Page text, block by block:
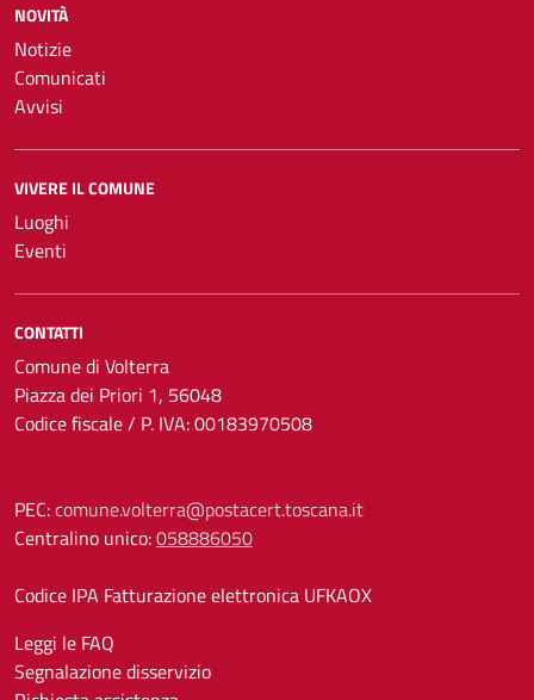
NOVITÀ
Notizie
Comunicati
Avvisi
VIVERE IL COMUNE
Luoghi
Eventi
CONTATTI
Comune di Volterra
Piazza dei Priori 1, 56048
Codice fiscale / P. IVA: 00183970508
PEC:comune.volterra@postacert.toscana.it
Centralino unico:058886050
Codice IPA Fatturazione elettronica UFKAOX
Leggi le FAQ
Segnalazione disservizio